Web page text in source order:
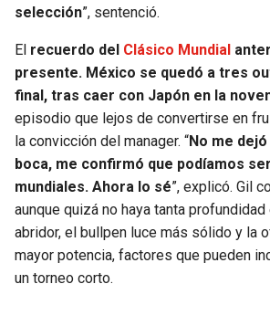
selección”, sentenció.
El recuerdo del Clásico Mundial
presente. México se quedó a tres
final, tras caer con Japón en la
episodio que lejos de convertirse en
la convicción del manager. “No me
boca, me confirmó que podíamos
mundiales. Ahora lo sé”, explicó. Gil
aunque quizá no haya tanta
abridor, el bullpen luce más sólido y la
mayor potencia, factores que pueden
un torneo corto.